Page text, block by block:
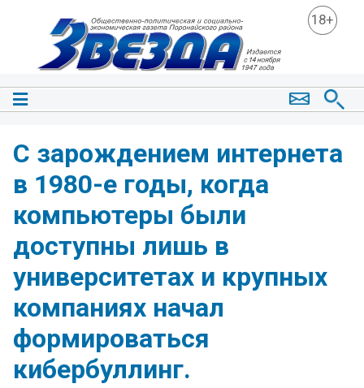
18+
С зарождением интернета
в 1980-е годы, когда
компьютеры были
доступны лишь в
университетах и крупных
компаниях начал
формироваться
кибербуллинг.